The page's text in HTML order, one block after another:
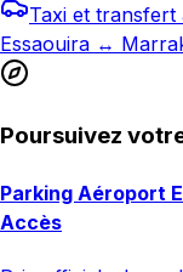
Taxi et
Essaouira ↔
Poursuivez
Parking Aéroport
Accès